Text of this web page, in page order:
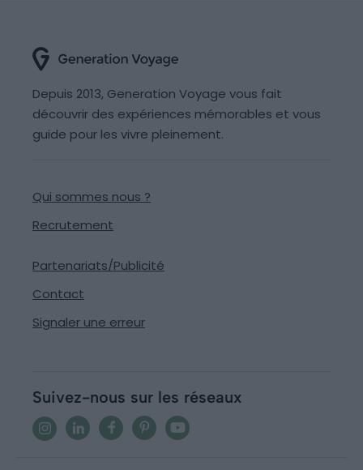
Depuis 2013, Generation Voyage vous fait
découvrir des expériences mémorables et vous
guide pour les vivre pleinement.
Qui sommes nous ?
Recrutement
Partenariats/Publicité
Contact
Signaler une erreur
Suivez-nous sur les réseaux